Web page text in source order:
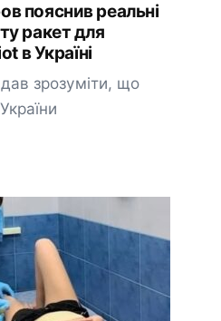
пояснив реальні
ракет для
в Україні
зрозуміти, що